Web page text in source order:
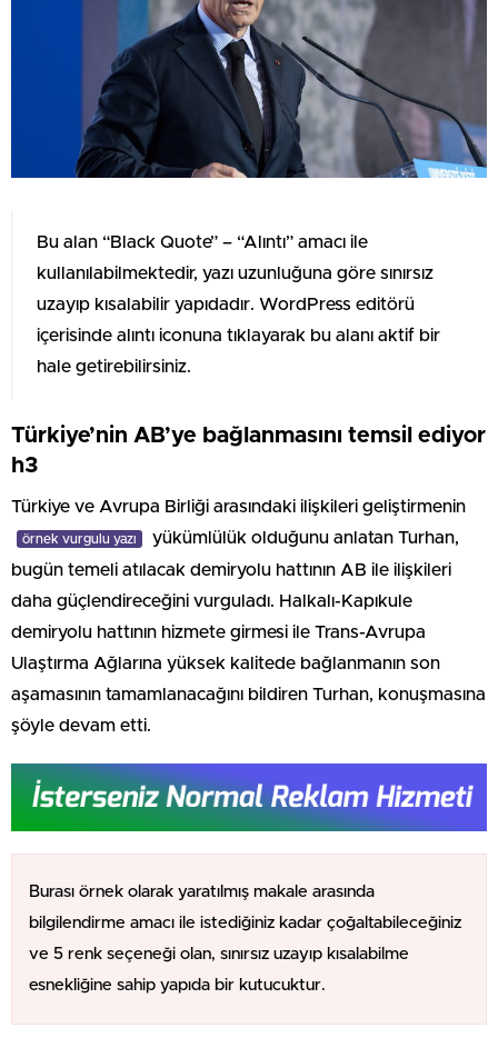
Bu alan “Black Quote” – “Alıntı” amacı ile
kullanılabilmektedir, yazı uzunluğuna göre sınırsız
uzayıp kısalabilir yapıdadır. WordPress editörü
içerisinde alıntı iconuna tıklayarak bu alanı aktif bir
hale getirebilirsiniz.
Türkiye’nin AB’ye bağlanmasını temsil ediyor
h3
Türkiye ve Avrupa Birliği arasındaki ilişkileri geliştirmenin
örnek vurgulu yazı
yükümlülük olduğunu anlatan Turhan,
bugün temeli atılacak demiryolu hattının AB ile ilişkileri
daha güçlendireceğini vurguladı. Halkalı-Kapıkule
demiryolu hattının hizmete girmesi ile Trans-Avrupa
Ulaştırma Ağlarına yüksek kalitede bağlanmanın son
aşamasının tamamlanacağını bildiren Turhan, konuşmasına
şöyle devam etti.
Burası örnek olarak yaratılmış makale arasında
bilgilendirme amacı ile istediğiniz kadar çoğaltabileceğiniz
ve 5 renk seçeneği olan, sınırsız uzayıp kısalabilme
esnekliğine sahip yapıda bir kutucuktur.